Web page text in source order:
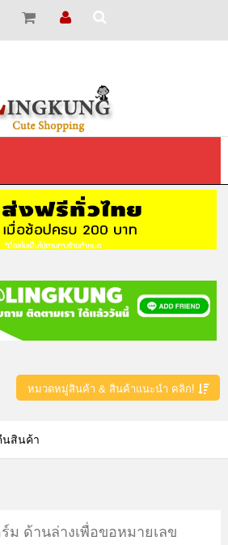
หมวดหมู่สินค้า & สินค้าแนะนำ คลิก!
นสินค้า
ม ด้านล่างเพื่อขอหมายเลข